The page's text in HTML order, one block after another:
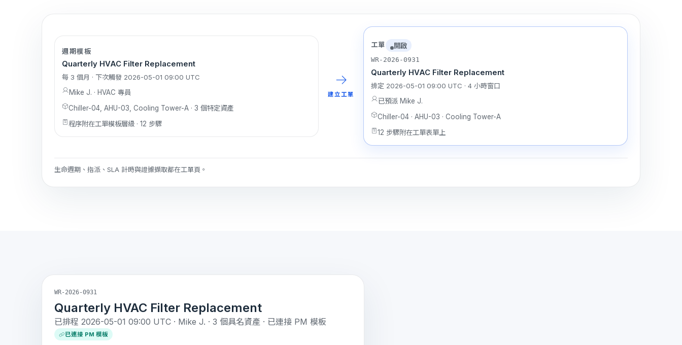
週期模板
Quarterly HVAC Filter Replacement
每 3 個月 · 下次觸發 2026-05-01 09:00 UTC
Mike J. · HVAC 專員
Chiller-04, AHU-03, Cooling Tower-A · 3 個特定資產
程序附在工單模板層級 · 12 步驟
建立工單
工單 開啟
WR-2026-0931
Quarterly HVAC Filter Replacement
排定 2026-05-01 09:00 UTC · 4 小時窗口
已預派 Mike J.
Chiller-04 · AHU-03 · Cooling Tower-A
12 步驟附在工單表單上
生命週期、指派、SLA 計時與證據擷取都在工單頁。
WR-2026-0931
Quarterly HVAC Filter Replacement
已排程 2026-05-01 09:00 UTC · Mike J. · 3 個具名資產 · 已連接 PM 模板
已連接 PM 模板